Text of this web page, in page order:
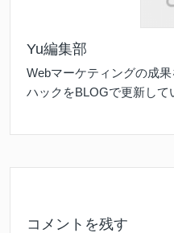
Yu編集部
Webマーケティングの成
ハックをBLOGで更新して
コメントを残す